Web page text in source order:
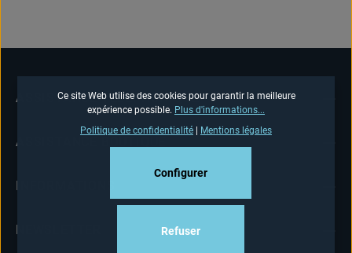
ASSISTANCE TÉLÉPHONIQUE
ASSISTANCE BOUTIQUE
Ce site Web utilise des cookies pour garantir la meilleure
expérience possible. Plus d'informations...
Politique de confidentialité
Mentions légales
Refuser
Configurer